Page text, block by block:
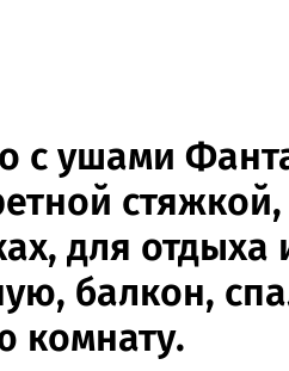
с ушами
для отдыха
балкон,
комнату.